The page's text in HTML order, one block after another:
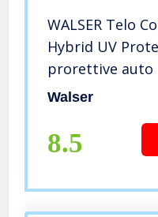
WALSER Telo
Hybrid UV
prorettive auto
traspirante,
Walser
8.5